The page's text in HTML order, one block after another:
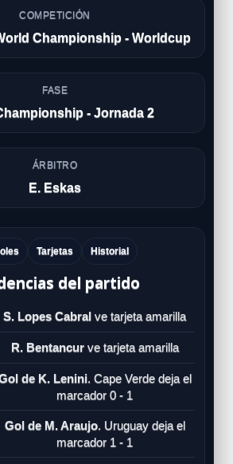
COMPETICIÓN
Championship - Worldcup
FASE
- Jornada 2
ÁRBITRO
E. Eskas
Tarjetas Historial
del partido
S. Lopes Cabral ve tarjeta amarilla
R. Bentancurve tarjeta amarilla
de K. Lenini. Cape Verde deja el
marcador 0 - 1
Gol de M. Araujo. Uruguay deja el
marcador 1 - 1